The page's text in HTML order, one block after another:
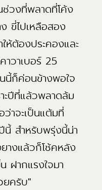
ช่วงที่พลาดที่โค้ง
ขี่ไปเหลือสอง
ห้ต้องประคองและ
วาเบอร์ 25
นี้ก็ค่อนข้างพอใจ
ะปีที่แล้วพลาดล้ม
าจะเป็นแต้มที่
นี้ สำหรับพรุ่งนี้น่า
างแล้วก็โช้คหลัง
ฝากแรงใจมา
ยครับ"